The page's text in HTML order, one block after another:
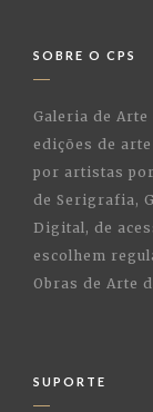
SOBRE O CPS
Galeria de Arte
edições de
por artistas
de Serigrafia,
Digital, de
escolhem
Obras de Arte
SUPORTE